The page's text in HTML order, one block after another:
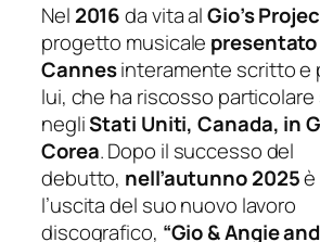
Nel 2016da vita alGio’s
progetto musicale presentato
Cannesinteramente scritto e
lui, che ha riscosso
negliStati Uniti, Canada, in
Corea. Dopo il successo del
debutto, nell’autunno 2025
l’uscita del suo nuovo lavoro
discografico, “Gio & Angie